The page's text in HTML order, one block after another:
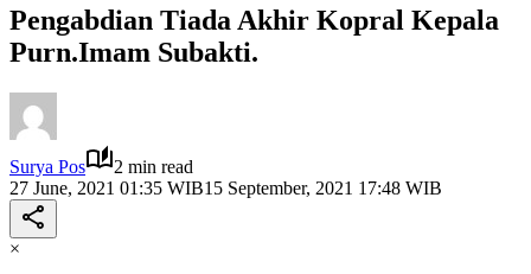
Pengabdian Tiada Akhir Kopral Kepala
Purn.Imam Subakti.
Surya Pos
2 min read
27 June, 2021 01:35 WIB15 September, 2021 17:48 WIB
×